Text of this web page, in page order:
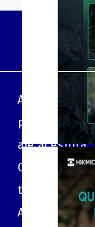
Arbaleta:
părțile
ale acestora
Cat de
trage cu o
Arbaleta: cat